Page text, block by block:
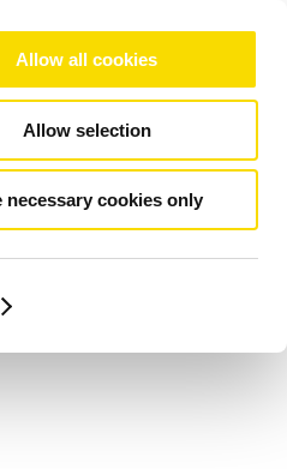
Allow all cookies
Allow selection
necessary cookies only